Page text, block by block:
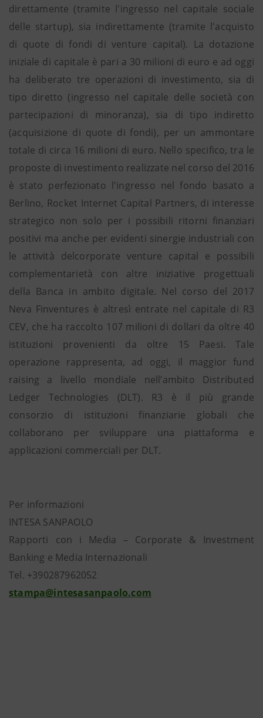
direttamente (tramite l'ingresso nel capitale sociale
delle startup), sia indirettamente (tramite l'acquisto
di quote di fondi di venture capital). La dotazione
iniziale di capitale è pari a 30 milioni di euro e ad oggi
ha deliberato tre operazioni di investimento, sia di
tipo diretto (ingresso nel capitale delle società con
partecipazioni di minoranza), sia di tipo indiretto
(acquisizione di quote di fondi), per un ammontare
totale di circa 16 milioni di euro. Nello specifico, tra le
proposte di investimento realizzate nel corso del 2016
è stato perfezionato l'ingresso nel fondo basato a
Berlino, Rocket Internet Capital Partners, di interesse
strategico non solo per i possibili ritorni finanziari
positivi ma anche per evidenti sinergie industriali con
le attività delcorporate venture capital e possibili
complementarietà con altre iniziative progettuali
della Banca in ambito digitale. Nel corso del 2017
Neva Finventures è altresì entrate nel capitale di R3
CEV, che ha raccolto 107 milioni di dollari da oltre 40
istituzioni provenienti da oltre 15 Paesi. Tale
operazione rappresenta, ad oggi, il maggior fund
raising a livello mondiale nell’ambito Distributed
Ledger Technologies (DLT). R3 è il più grande
consorzio di istituzioni finanziarie globali che
collaborano per sviluppare una piattaforma e
applicazioni commerciali per DLT.
Per informazioni
INTESA SANPAOLO
Rapporti con i Media – Corporate & Investment
Banking e Media Internazionali
Tel. +390287962052
stampa@intesasanpaolo.com